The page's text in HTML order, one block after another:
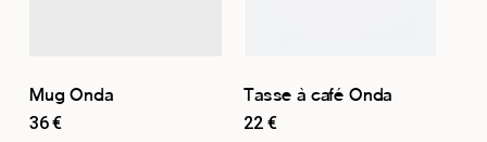
Mug Onda
36€
Tasse à café Onda
22 €